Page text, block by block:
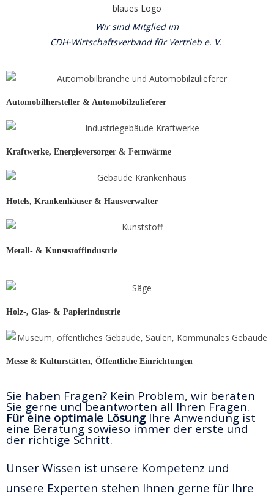
Wir sind Mitglied im
CDH-Wirtschaftsverband für Vertrieb e. V.
Automobilhersteller & Automobilzulieferer
Kraftwerke, Energieversorger & Fernwärme
Hotels, Krankenhäuser & Hausverwalter
Metall- & Kunststoffindustrie
Holz-, Glas- & Papierindustrie
Messe & Kulturstätten, Öffentliche Einrichtungen
Sie haben Fragen? Kein Problem, wir beraten
Sie gerne und beantworten all Ihren Fragen.
Für eine optimale LösungIhre Anwendung ist
eine Beratung sowieso immer der erste und
der richtige Schritt.
Unser Wissen ist unsere Kompetenz und
unsere Experten stehen Ihnen gerne für Ihre